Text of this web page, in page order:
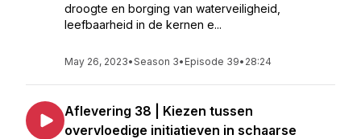
droogte en borging van waterveiligheid,
leefbaarheid in de kernen e...
May 26, 2023•Season 3• Episode 39• 28:24
Aflevering 38 | Kiezen tussen
overvloedige initiatieven in schaarse